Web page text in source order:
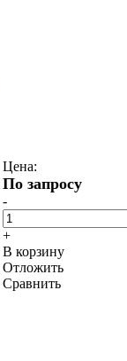
Цена:
По запросу
-
+
В корзину
Отложить
Сравнить